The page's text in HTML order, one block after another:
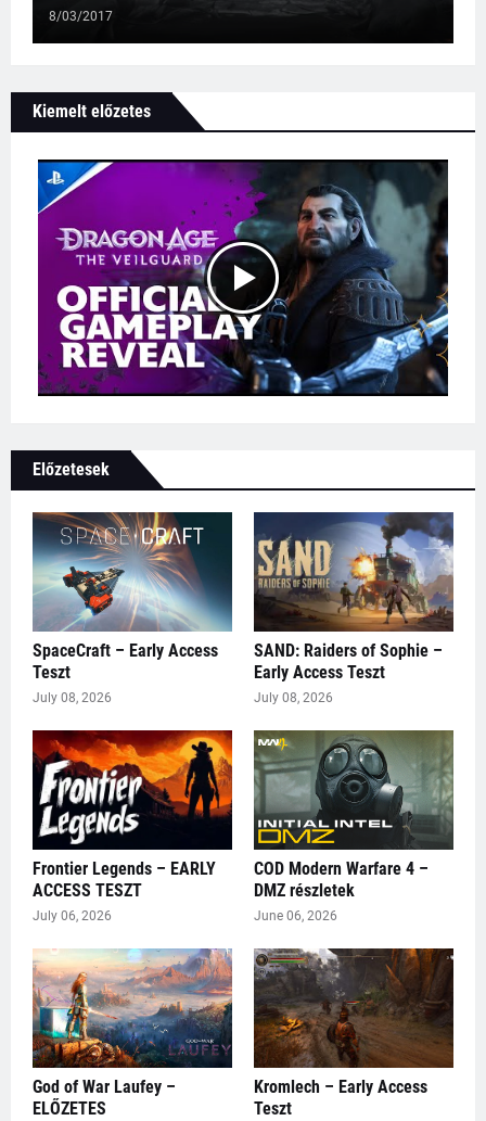
8/03/2017
Kiemelt előzetes
Előzetesek
SpaceCraft – Early Access
Teszt
July 08, 2026
SAND: Raiders of Sophie –
Early Access Teszt
July 08, 2026
Frontier Legends – EARLY
ACCESS TESZT
July 06, 2026
COD Modern Warfare 4 –
DMZ részletek
June 06, 2026
God of War Laufey –
ELŐZETES
Kromlech – Early Access
Teszt